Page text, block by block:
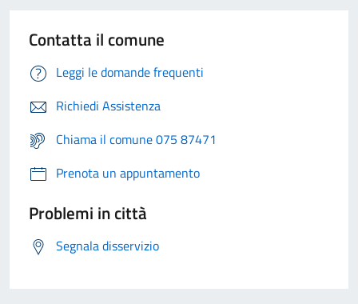
Contatta il comune
Leggi le domande frequenti
Richiedi Assistenza
Chiama il comune 075 87471
Prenota un appuntamento
Problemi in città
Segnala disservizio